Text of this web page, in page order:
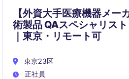
【外資大手医療機器メー
術製品 QAスペシャリス
｜東京・リモート可
東京23区
正社員